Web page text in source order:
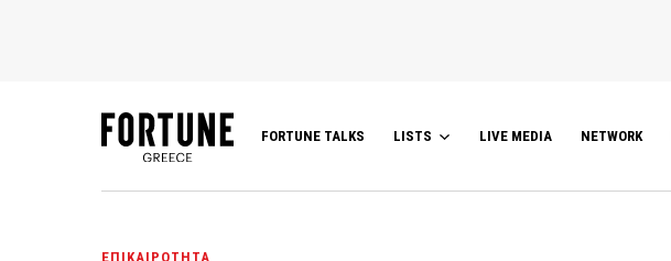
FORTUNE TALKS LISTS LIVE MEDIA NETWORK
ΕΠΙΚΑΙΡΟΤΗΤΑ